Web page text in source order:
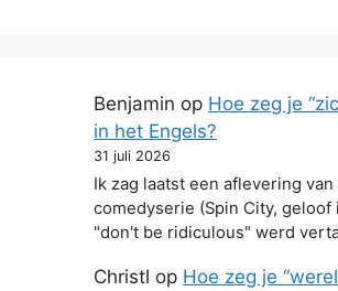
Benjamin op Hoe zeg je
in het Engels?
31 juli 2026
Ik zag laatst een aflevering van
comedyserie (Spin City, geloof
"don't be ridiculous" werd
Christl op Hoe zeg je